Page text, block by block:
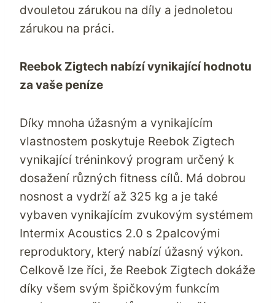
dvouletou zárukou na díly a jednoletou
zárukou na práci.
Reebok Zigtech nabízí vynikající hodnotu
za vaše peníze
Díky mnoha úžasným a vynikajícím
vlastnostem poskytuje Reebok Zigtech
vynikající tréninkový program určený k
dosažení různých fitness cílů. Má dobrou
nosnost a vydrží až 325 kg a je také
vybaven vynikajícím zvukovým systémem
Intermix Acoustics 2.0 s 2palcovými
reproduktory, který nabízí úžasný výkon.
Celkově lze říci, že Reebok Zigtech dokáže
díky všem svým špičkovým funkcím